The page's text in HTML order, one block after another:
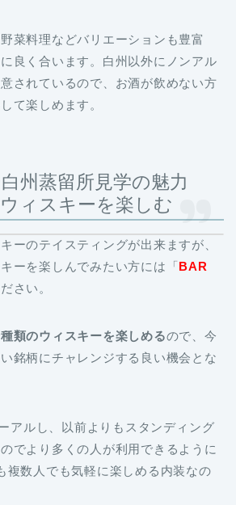
菜料理などバリエーションも豊富
良く合います。白州以外にノンアル
されているので、お酒が飲めない方
て楽しめます。
州蒸留所見学の魅力
ィスキーを楽しむ
ーのテイスティングが出来ますが、
ーを楽しんでみたい方には「BAR
さい。
類のウィスキーを楽しめるので、今
銘柄にチャレンジする良い機会とな
アルし、以前よりもスタンディング
でより多くの人が利用できるように
複数人でも気軽に楽しめる内装なの